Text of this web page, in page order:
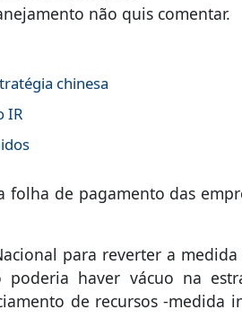
não quis comentar.
chinesa
IR
folha de pagamento das
para reverter a
haver vácuo na
de recursos -medida